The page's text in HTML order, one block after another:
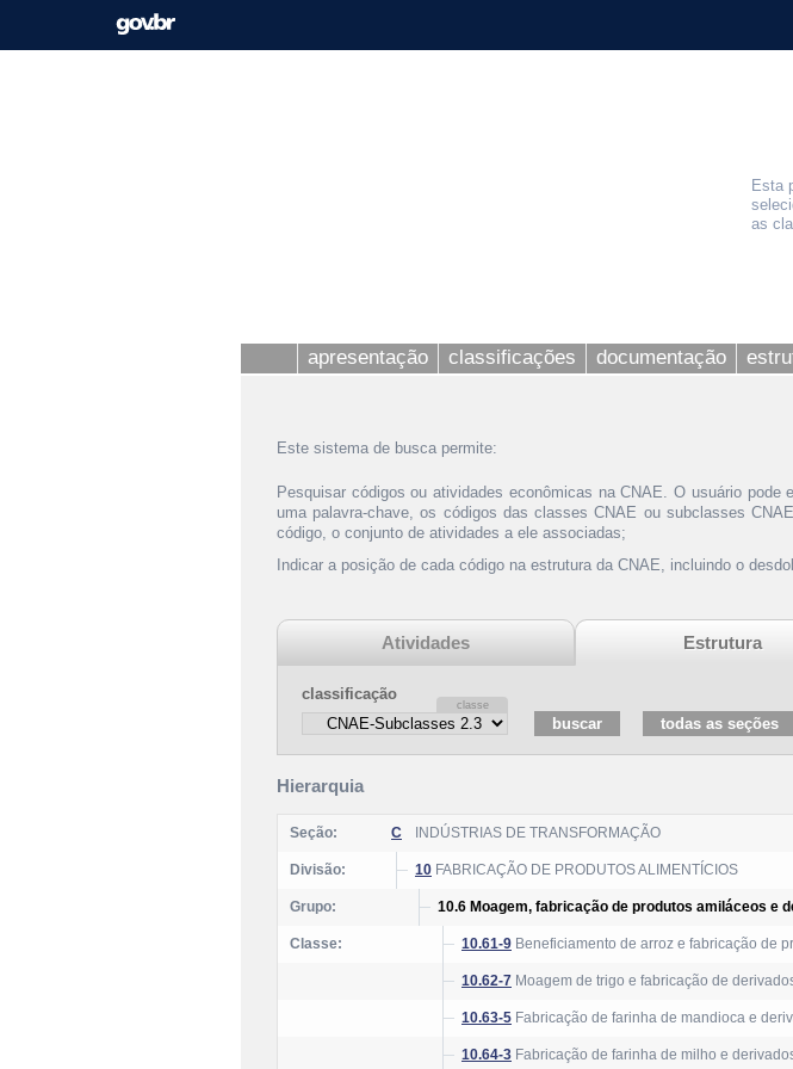
Esta
as
apresentação classificações documentação
Este sistema de busca permite:
Pesquisar códigos ou atividades econômicas na CNAE. O usuário
uma palavra-chave, os códigos das classes CNAE ou subclasses
código, o conjunto de atividades a ele associadas;
Indicar a posição de cada código na estrutura da CNAE, incluindo o
Atividades Estrutura
classificação
Hierarquia
Seção: C INDÚSTRIAS DE TRANSFORMAÇÃO
Divisão: 10 FABRICAÇÃO DE PRODUTOS ALIMENTÍCIOS
Grupo: 10.6 Moagem, fabricação de produtos amiláceos e
Classe: 10.61-9 Beneficiamento de arroz e fabricação de
10.62-7 Moagem de trigo e fabricação de
10.63-5 Fabricação de farinha de mandioca e
10.64-3 Fabricação de farinha de milho e